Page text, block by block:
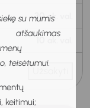
su mumis
teisėtumui.
keitimui;
30ak. val.
10